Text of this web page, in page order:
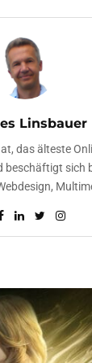
Linsbauer
das älteste
beschäftigt sich